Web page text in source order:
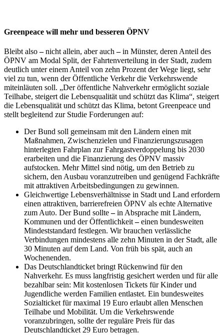
Greenpeace will mehr und besseren ÖPNV
Bleibt also–nicht allein, aber auch–in Münster, deren Anteil des
ÖPNV am Modal Split, der Fahrtenverteilung in der Stadt, zudem
deutlich unter einem Anteil von zehn Prozent der Wege liegt, sehr
viel zu tun, wenn der Öffentliche Verkehr die Verkehrswende
miteinläuten soll. „Der öffentliche Nahverkehr ermöglicht soziale
Teilhabe, steigert die Lebensqualität und schützt das Klima“, steigert
die Lebensqualität und schützt das Klima, betont Greenpeace und
stellt begleitend zur Studie Forderungen auf:
Der Bund soll gemeinsam mit den Ländern einen mit
Maßnahmen, Zwischenzielen und Finanzierungszusagen
hinterlegten Fahrplan zur Fahrgastverdoppelung bis 2030
erarbeiten und die Finanzierung des ÖPNV massiv
aufstocken. Mehr Mittel sind nötig, um den Betrieb zu
sichern, den Ausbau voranzutreiben und genügend Fachkräfte
mit attraktiven Arbeitsbedingungen zu gewinnen.
Gleichwertige Lebensverhältnisse in Stadt und Land erfordern
einen attraktiven, barrierefreien ÖPNV als echte Alternative
zum Auto. Der Bund sollte–in Absprache mit Ländern,
Kommunen und der Öffentlichkeit–einen bundesweiten
Mindeststandard festlegen. Wir brauchen verlässliche
Verbindungen mindestens alle zehn Minuten in der Stadt, alle
30 Minuten auf dem Land. Von früh bis spät, auch an
Wochenenden.
Das Deutschlandticket bringt Rückenwind für den
Nahverkehr. Es muss langfristig gesichert werden und für alle
bezahlbar sein: Mit kostenlosen Tickets für Kinder und
Jugendliche werden Familien entlastet. Ein bundesweites
Sozialticket für maximal 19 Euro erlaubt allen Menschen
Teilhabe und Mobilität. Um die Verkehrswende
voranzubringen, sollte der reguläre Preis für das
Deutschlandticket 29 Euro betragen.